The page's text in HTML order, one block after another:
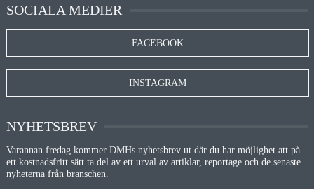
SOCIALA MEDIER
FACEBOOK
INSTAGRAM
NYHETSBREV
Varannan fredag kommer DMHs nyhetsbrev ut där du har möjlighet att på
ett kostnadsfritt sätt ta del av ett urval av artiklar, reportage och de senaste
nyheterna från branschen.